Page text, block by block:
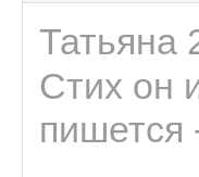
Татьяна
Стих он
пишется